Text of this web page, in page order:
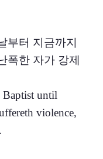
부터 지금까지
폭한 자가 강제
Baptist until
violence,